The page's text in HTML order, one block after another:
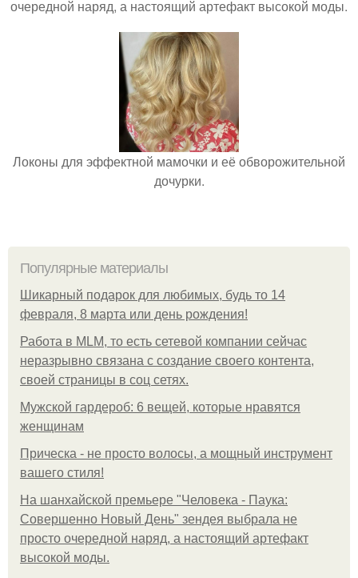
очередной наряд, а настоящий артефакт высокой моды.
Локоны для эффектной мамочки и её обворожительной
дочурки.
Популярные материалы
Шикарный подарок для любимых, будь то 14
февраля, 8 марта или день рождения!
Работа в MLM, то есть сетевой компании сейчас
неразрывно связана с создание своего контента,
своей страницы в соц сетях.
Мужской гардероб: 6 вещей, которые нравятся
женщинам
Прическа - не просто волосы, а мощный инструмент
вашего стиля!
На шанхайской премьере "Человека - Паука:
Совершенно Новый День" зендея выбрала не
просто очередной наряд, а настоящий артефакт
высокой моды.